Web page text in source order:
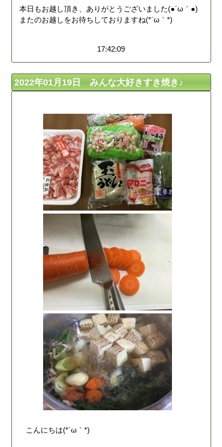
本日もお越し頂き、ありがとうございました(●´ω｀●)
またのお越しをお待ちしておりますね(*´ω｀*)
17:42:09
2022年01月19日 みんな大好きすき焼き♪
こんにちは(*´ω｀*)